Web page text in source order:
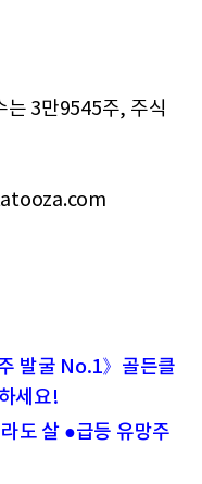
는 3만9545주, 주식
발굴 No.1》골든클
세요!
도 살 ●급등 유망주